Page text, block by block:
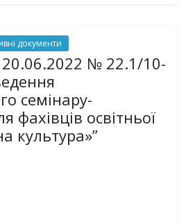
документи
20.06.2022 № 22.1/10-
семінару-
фахівців освітньої
культура»”